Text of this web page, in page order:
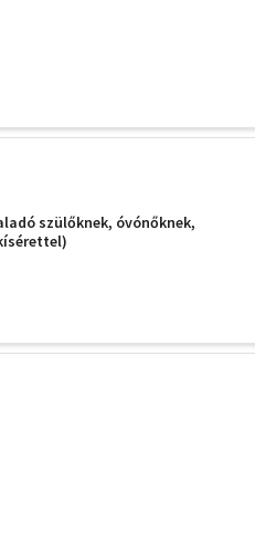
szülőknek, óvónőknek,